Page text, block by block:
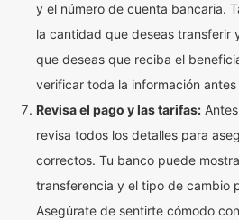
y el número de cuenta bancaria.
la cantidad que deseas transferir
que deseas que reciba el
verificar toda la información
Revisa el pago y las tarifas:
revisa todos los detalles para
correctos. Tu banco puede
transferencia y el tipo de cambio
Asegúrate de sentirte cómodo